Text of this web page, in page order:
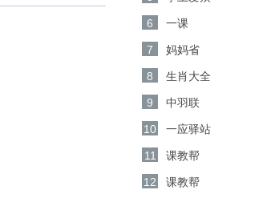
6 一课
7 妈妈省
8 生肖大全
9 中羽联
10 一应驿站
11 课教帮
12 课教帮